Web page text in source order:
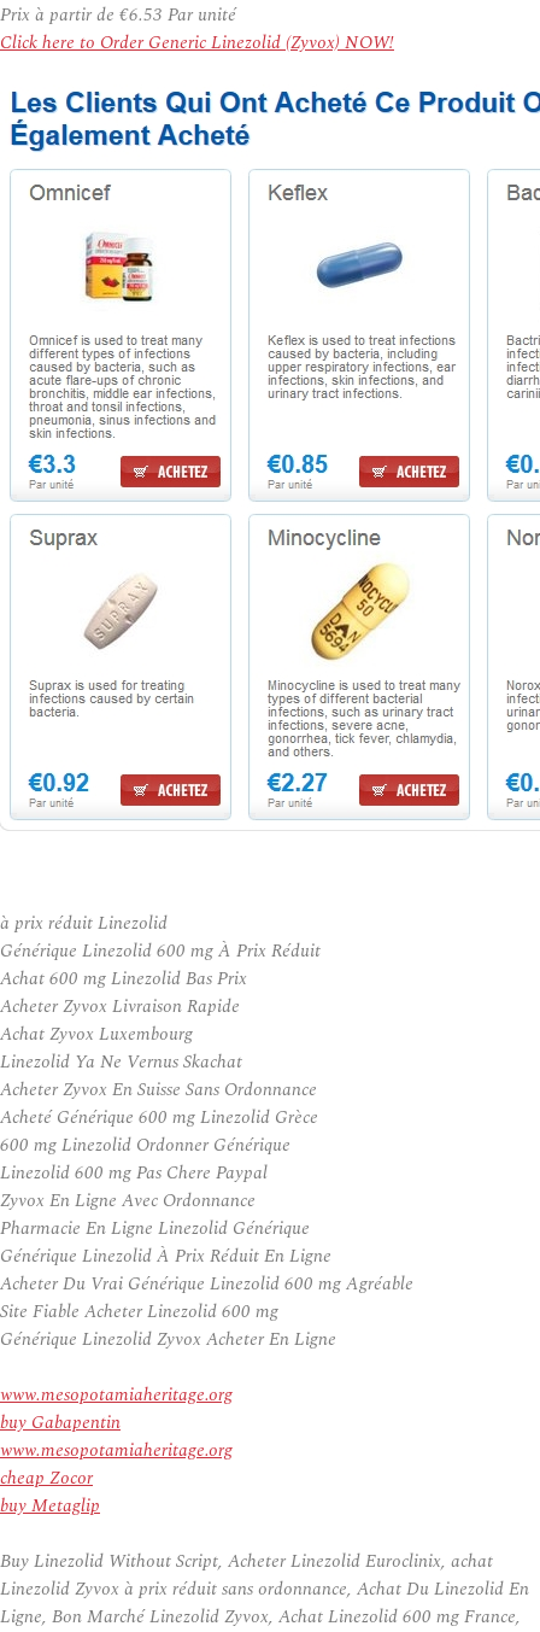
Prix à partir de €6.53 Par unité
Click here to Order Generic Linezolid (Zyvox) NOW!
à prix réduit Linezolid
Générique Linezolid 600 mg À Prix Réduit
Achat 600 mg Linezolid Bas Prix
Acheter Zyvox Livraison Rapide
Achat Zyvox Luxembourg
Linezolid Ya Ne Vernus Skachat
Acheter Zyvox En Suisse Sans Ordonnance
Acheté Générique 600 mg Linezolid Grèce
600 mg Linezolid Ordonner Générique
Linezolid 600 mg Pas Chere Paypal
Zyvox En Ligne Avec Ordonnance
Pharmacie En Ligne Linezolid Générique
Générique Linezolid À Prix Réduit En Ligne
Acheter Du Vrai Générique Linezolid 600 mg Agréable
Site Fiable Acheter Linezolid 600 mg
Générique Linezolid Zyvox Acheter En Ligne
www.mesopotamiaheritage.org
buy Gabapentin
www.mesopotamiaheritage.org
cheap Zocor
buy Metaglip
Buy Linezolid Without Script, Acheter Linezolid Euroclinix, achat
Linezolid Zyvox à prix réduit sans ordonnance, Achat Du Linezolid En
Ligne, Bon Marché Linezolid Zyvox, Achat Linezolid 600 mg France,